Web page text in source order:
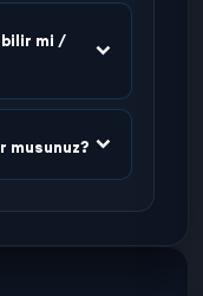
mi /
musunuz?